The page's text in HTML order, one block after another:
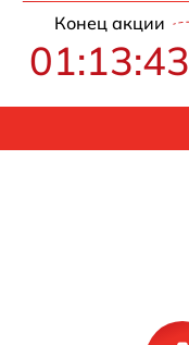
Конец акции
01:13:42